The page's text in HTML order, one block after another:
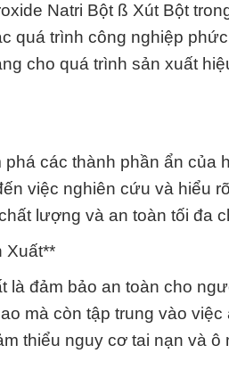
Natri Bột ß Xút Bột
quá trình công nghiệp
cho quá trình sản xuất
các thành phần ẩn của
việc nghiên cứu và hiểu
lượng và an toàn tối đa
Xuất**
là đảm bảo an toàn cho
mà còn tập trung vào việc
thiểu nguy cơ tai nạn và ô